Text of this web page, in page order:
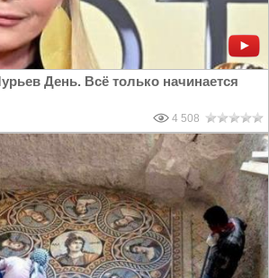
День. Всё только начинается
4 508